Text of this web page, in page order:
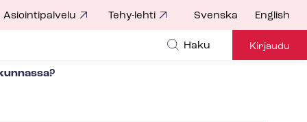
Asiointipalvelu Tehy-lehti Svenska English
Haku Kirjaudu